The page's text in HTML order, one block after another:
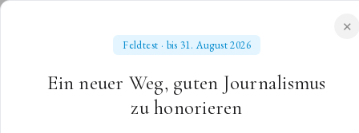
NEUES MORGENBLATT
für gebildete Stände
✕
Feldtest · bis 31. August 2026
Ein neuer Weg, guten Journalismus
zu honorieren